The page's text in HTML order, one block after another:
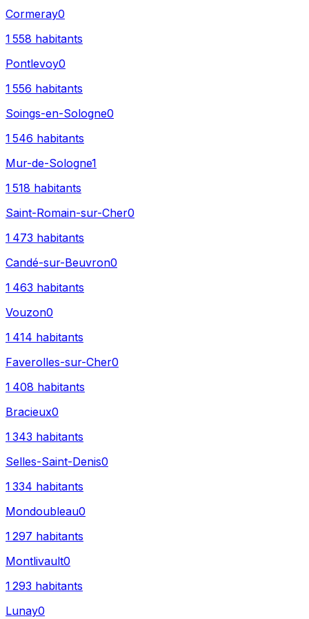
Cormeray0
1 558 habitants
Pontlevoy0
1 556 habitants
Soings-en-Sologne0
1 546 habitants
Mur-de-Sologne1
1 518 habitants
Saint-Romain-sur-Cher0
1 473 habitants
Candé-sur-Beuvron0
1 463 habitants
Vouzon0
1 414 habitants
Faverolles-sur-Cher0
1 408 habitants
Bracieux0
1 343 habitants
Selles-Saint-Denis0
1 334 habitants
Mondoubleau0
1 297 habitants
Montlivault0
1 293 habitants
Lunay0